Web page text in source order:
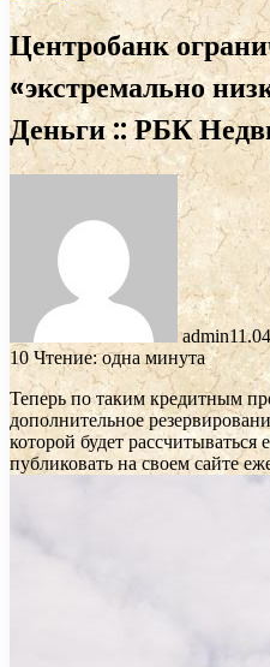
Центробанк
«экстремально
Деньги :: РБК
admin
10 Чтение: одна минута
Теперь по таким кредитным
дополнительное
которой будет рассчитываться
публиковать на своем сайте